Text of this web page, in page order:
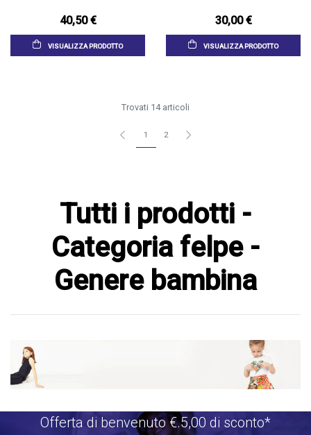
40,50 €
VISUALIZZA PRODOTTO
30,00 €
VISUALIZZA PRODOTTO
Trovati 14 articoli
1 2
Tutti i prodotti -
Categoria felpe -
Genere bambina
Offerta di benvenuto €.5,00 di sconto*